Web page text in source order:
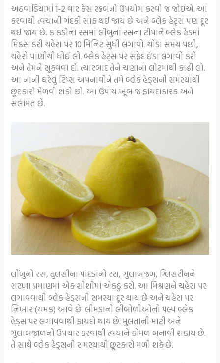
અઠવાડિયામાં 1-2 વાર ફેસ સ્ક્રબનો ઉપયોગ કરવો જ જોઇએ. આ
કરવાથી ત્વચાની ગંદકી સાફ થઈ જાય છે અને બ્લેક હેટ્સ પણ દૂર
થઈ જાય છે. કાકડીના રસમાં લીંબુના રસના ટીપાંને બ્લેક હેડમાં
મિક્સ કરી ચહેરા પર 10 મિનિટ સુધી લગાવો. થોડા સમય પછી,
ચહેરો પાણીથી ધોઈ લો. બ્લેક હેટ્સ પર સફેદ ઇંડા લગાવો કરો
અને તેમને સૂકવવા દો. ત્યારબાદ તેને ચણાના લોટમાંથી કાઢી લો.
આ નાની ઘરેલું ટિપ્સ અપનાવીને તમે બ્લેક હેડ્સની સમસ્યાથી
છૂટકારો મેળવી શકો છો. આ ઉપાય ખૂબ જ ફાયદાકારક અને
સલામત છે.
લીંબુનો રસ, તુલસીના પાંદડાંનો રસ, ગુલાબજળ, ગ્લિસરીનને
સરખા પ્રમાણમાં એક શીશીમાં એકઠું કરો. આ મિશ્રણને ચહેરા પર
લગાવવાથી બ્લેક હેડ્સની સમસ્યા દૂર થાય છે અને ચહેરા પર
નિખાર (ચમક) આવે છે. લીમડાની લીંબોળીઓનો પલ્પ બ્લેક
હેડ્સ પર લગાવવાથી ફાયદો થાય છે. મુલતાની માટી અને
ગુલાબજાળનો ઉપચાર કરવાથી ત્વચાને કોમળ બનાવી શકાય છે.
તે સાથે બ્લેક હેડ્સની સમસ્યાથી છૂટકારો મળી શકે છે.